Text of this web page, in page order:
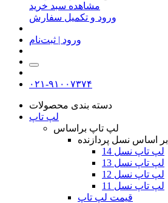
مشاهده سبد خرید
ورود و تکمیل سفارش
ورود | ثبت‌نام
۰۲۱-۹۱۰۰۷۳۷۴
دسته بندی محصولات
لپ تاپ
لپ تاپ براساس
بر اساس نسل پردازنده
لپ تاپ نسل 14
لپ تاپ نسل 13
لپ تاپ نسل 12
لپ تاپ نسل 11
قیمت لپ تاپ